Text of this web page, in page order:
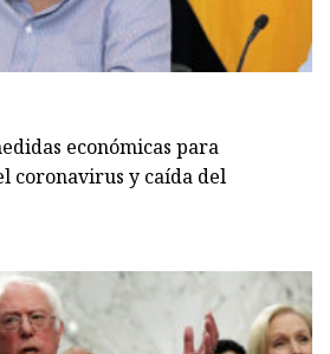
económicas para
coronavirus y caída del